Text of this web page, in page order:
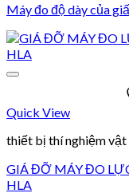
Máy đo độ dày của
Quick View
thiết bị thí nghiệm
GIÁ ĐỠ MÁY ĐO
HLA